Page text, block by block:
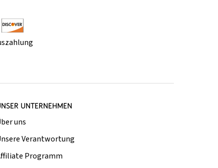
UNTERNEHMEN
uns
Verantwortung
Programm